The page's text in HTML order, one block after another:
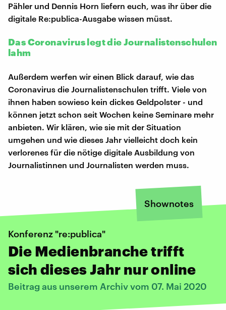
Pähler und Dennis Horn liefern euch, was ihr über die
digitale Re:publica-Ausgabe wissen müsst.
Das Coronavirus legt die Journalistenschulen
lahm
Außerdem werfen wir einen Blick darauf, wie das
Coronavirus die Journalistenschulen trifft. Viele von
ihnen haben sowieso kein dickes Geldpolster - und
können jetzt schon seit Wochen keine Seminare mehr
anbieten. Wir klären, wie sie mit der Situation
umgehen und wie dieses Jahr vielleicht doch kein
verlorenes für die nötige digitale Ausbildung von
Journalistinnen und Journalisten werden muss.
Shownotes
Konferenz "re:publica"
Die Medienbranche trifft
sich dieses Jahr nur online
Beitrag aus unserem Archiv vom 07. Mai 2020